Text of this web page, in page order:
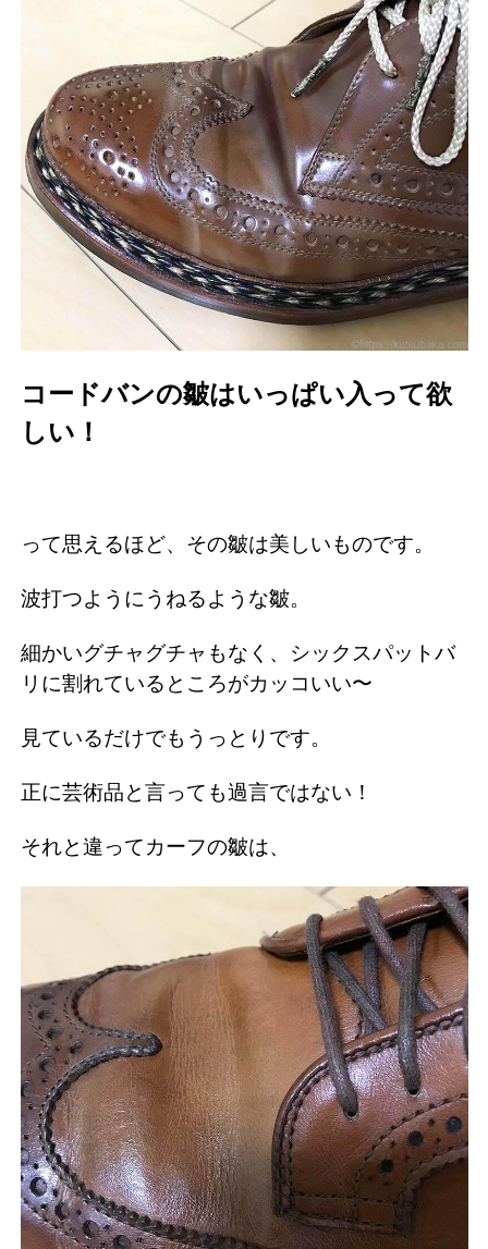
コードバンの皺はいっぱい入って欲
しい！
って思えるほど、その皺は美しいものです。
波打つようにうねるような皺。
細かいグチャグチャもなく、シックスパットバ
リに割れているところがカッコいい〜
見ているだけでもうっとりです。
正に芸術品と言っても過言ではない！
それと違ってカーフの皺は、